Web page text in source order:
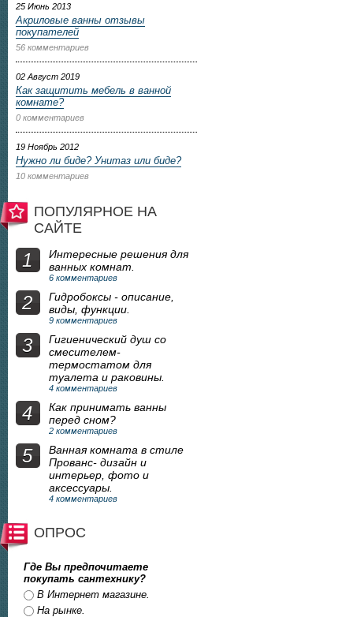
25 Июнь 2013
Акриловые ванны отзывы
покупателей
56 комментариев
02 Август 2019
Как защитить мебель в ванной
комнате?
0 комментариев
19 Ноябрь 2012
Нужно ли биде? Унитаз или биде?
10 комментариев
ПОПУЛЯРНОЕ НА
САЙТЕ
1
Интересные решения для
ванных комнат.
6 комментариев
2
Гидробоксы - описание,
виды, функции.
9 комментариев
3
Гигиенический душ со
смесителем-
термостатом для
туалета и раковины.
4 комментариев
4
Как принимать ванны
перед сном?
2 комментариев
5
Ванная комната в стиле
Прованс- дизайн и
интерьер, фото и
аксессуары.
4 комментариев
ОПРОС
Где Вы предпочитаете
покупать сантехнику?
Ответы
В Интернет магазине.
На рынке.